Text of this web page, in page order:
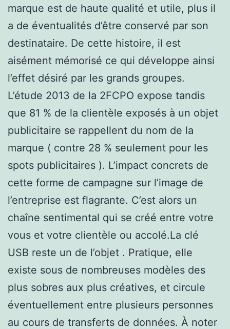
marque est de haute qualité et utile, plus il
a de éventualités d’être conservé par son
destinataire. De cette histoire, il est
aisément mémorisé ce qui développe ainsi
l’effet désiré par les grands groupes.
L’étude 2013 de la 2FCPO expose tandis
que 81 % de la clientèle exposés à un objet
publicitaire se rappellent du nom de la
marque ( contre 28 % seulement pour les
spots publicitaires ). L’impact concrets de
cette forme de campagne sur l’image de
l’entreprise est flagrante. C’est alors un
chaîne sentimental qui se créé entre votre
vous et votre clientèle ou accolé.La clé
USB reste un de l’objet . Pratique, elle
existe sous de nombreuses modèles des
plus sobres aux plus créatives, et circule
éventuellement entre plusieurs personnes
au cours de transferts de données. À noter